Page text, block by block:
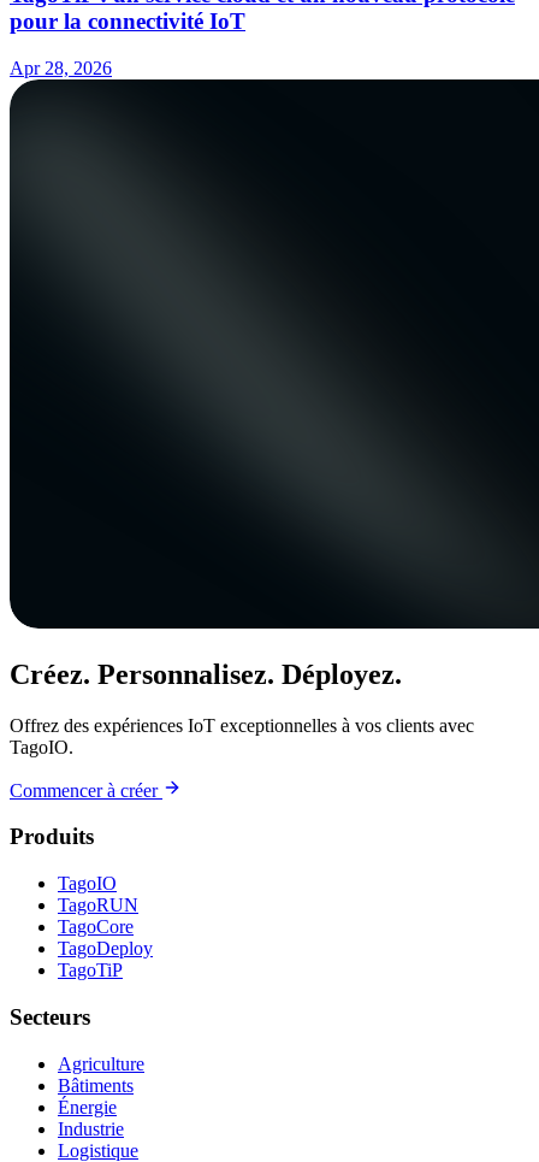
pour la connectivité IoT
Apr 28, 2026
Créez. Personnalisez. Déployez.
Offrez des expériences IoT exceptionnelles à vos clients avec
TagoIO.
Commencer à créer
Produits
TagoIO
TagoRUN
TagoCore
TagoDeploy
TagoTiP
Secteurs
Agriculture
Bâtiments
Énergie
Industrie
Logistique